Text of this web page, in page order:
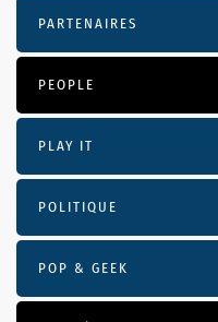
PARTENAIRES
PEOPLE
PLAY IT
POLITIQUE
POP & GEEK